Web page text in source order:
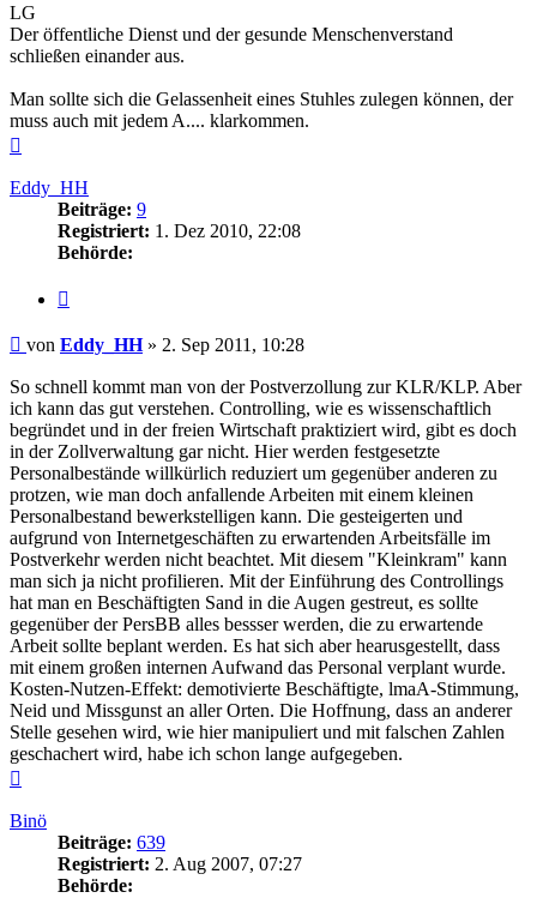
LG
Der öffentliche Dienst und der gesunde Menschenverstand
schließen einander aus.
Man sollte sich die Gelassenheit eines Stuhles zulegen können, der
muss auch mit jedem A.... klarkommen.
Eddy_HH
Beiträge: 9
Registriert: 1. Dez 2010, 22:08
Behörde:
Beitrag
von Eddy_HH» 2. Sep 2011, 10:28
So schnell kommt man von der Postverzollung zur KLR/KLP. Aber
ich kann das gut verstehen. Controlling, wie es wissenschaftlich
begründet und in der freien Wirtschaft praktiziert wird, gibt es doch
in der Zollverwaltung gar nicht. Hier werden festgesetzte
Personalbestände willkürlich reduziert um gegenüber anderen zu
protzen, wie man doch anfallende Arbeiten mit einem kleinen
Personalbestand bewerkstelligen kann. Die gesteigerten und
aufgrund von Internetgeschäften zu erwartenden Arbeitsfälle im
Postverkehr werden nicht beachtet. Mit diesem "Kleinkram" kann
man sich ja nicht profilieren. Mit der Einführung des Controllings
hat man en Beschäftigten Sand in die Augen gestreut, es sollte
gegenüber der PersBB alles bessser werden, die zu erwartende
Arbeit sollte beplant werden. Es hat sich aber hearusgestellt, dass
mit einem großen internen Aufwand das Personal verplant wurde.
Kosten-Nutzen-Effekt: demotivierte Beschäftigte, lmaA-Stimmung,
Neid und Missgunst an aller Orten. Die Hoffnung, dass an anderer
Stelle gesehen wird, wie hier manipuliert und mit falschen Zahlen
geschachert wird, habe ich schon lange aufgegeben.
Binö
Beiträge: 639
Registriert: 2. Aug 2007, 07:27
Behörde: